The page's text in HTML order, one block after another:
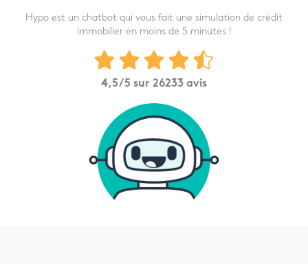
Hypo est un chatbot qui vous fait une simulation de crédit
immobilier en moins de 5 minutes !
4,5/5 sur 26233 avis